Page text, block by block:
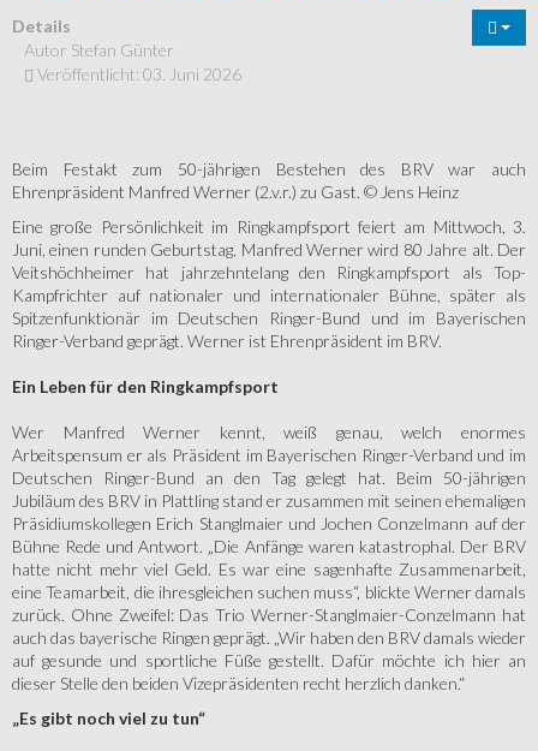
Details
Autor Stefan Günter
Veröffentlicht: 03. Juni 2026
Beim Festakt zum 50-jährigen Bestehen des BRV war auch
Ehrenpräsident Manfred Werner (2.v.r.) zu Gast. © Jens Heinz
Eine große Persönlichkeit im Ringkampfsport feiert am Mittwoch, 3.
Juni, einen runden Geburtstag. Manfred Werner wird 80 Jahre alt. Der
Veitshöchheimer hat jahrzehntelang den Ringkampfsport als Top-
Kampfrichter auf nationaler und internationaler Bühne, später als
Spitzenfunktionär im Deutschen Ringer-Bund und im Bayerischen
Ringer-Verband geprägt. Werner ist Ehrenpräsident im BRV.
Ein Leben für den Ringkampfsport
Wer Manfred Werner kennt, weiß genau, welch enormes
Arbeitspensum er als Präsident im Bayerischen Ringer-Verband und im
Deutschen Ringer-Bund an den Tag gelegt hat. Beim 50-jährigen
Jubiläum des BRV in Plattling stand er zusammen mit seinen ehemaligen
Präsidiumskollegen Erich Stanglmaier und Jochen Conzelmann auf der
Bühne Rede und Antwort. „Die Anfänge waren katastrophal. Der BRV
hatte nicht mehr viel Geld. Es war eine sagenhafte Zusammenarbeit,
eine Teamarbeit, die ihresgleichen suchen muss“, blickte Werner damals
zurück. Ohne Zweifel: Das Trio Werner-Stanglmaier-Conzelmann hat
auch das bayerische Ringen geprägt. „Wir haben den BRV damals wieder
auf gesunde und sportliche Füße gestellt. Dafür möchte ich hier an
dieser Stelle den beiden Vizepräsidenten recht herzlich danken.“
„Es gibt noch viel zu tun“